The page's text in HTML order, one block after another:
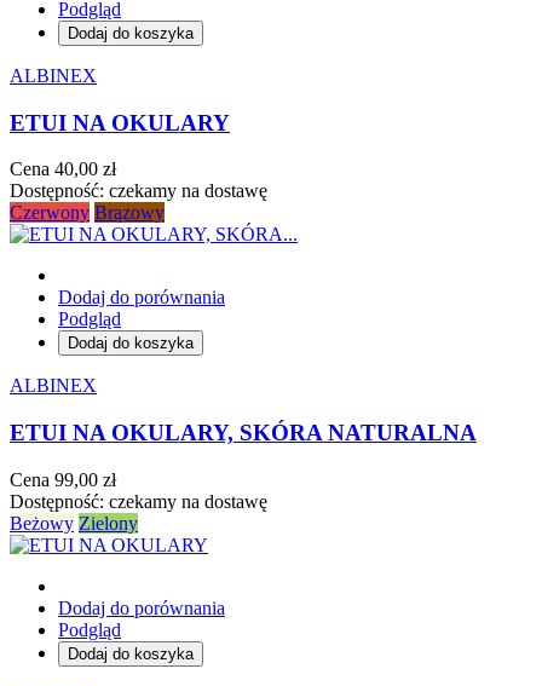
Podgląd
Dodaj do koszyka
ALBINEX
ETUI NA OKULARY
Cena 40,00 zł
Dostępność: czekamy na dostawę
Czerwony Brązowy
Dodaj do porównania
Podgląd
Dodaj do koszyka
ALBINEX
ETUI NA OKULARY, SKÓRA NATURALNA
Cena 99,00 zł
Dostępność: czekamy na dostawę
Beżowy Zielony
Dodaj do porównania
Podgląd
Dodaj do koszyka